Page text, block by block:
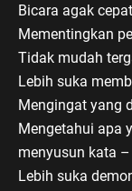
Bicara agak
Mementingkan
Tidak mudah
Lebih suka
Mengingat yang
Mengetahui apa
menyusun kata
Lebih suka